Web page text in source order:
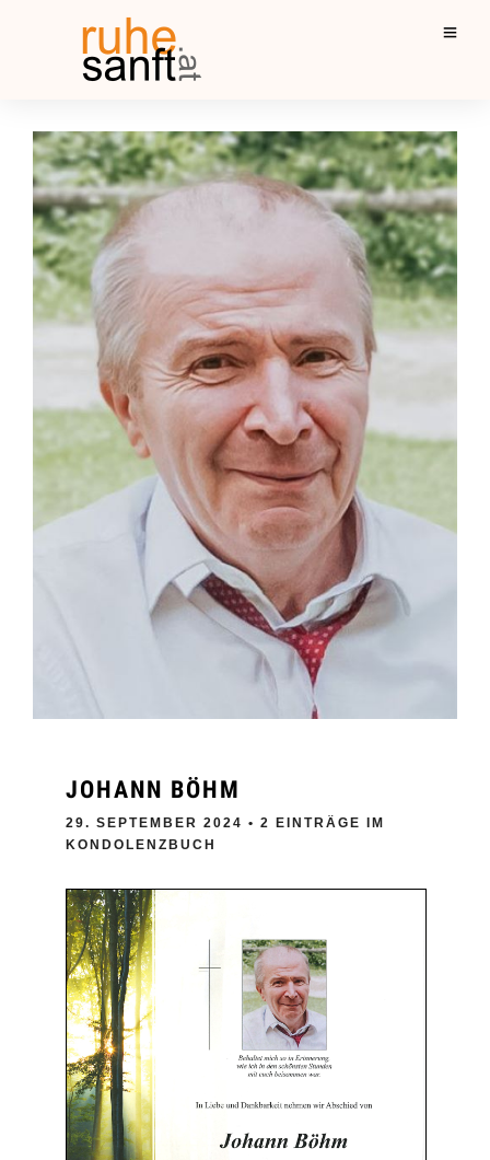
JOHANN BÖHM
29. SEPTEMBER 2024 • 2 EINTRÄGE IM
KONDOLENZBUCH